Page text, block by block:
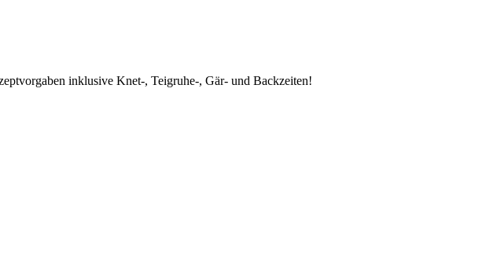
inklusive Knet-, Teigruhe-, Gär- und Backzeiten!